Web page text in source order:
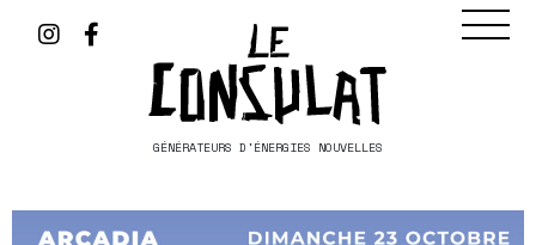
GÉNÉRATEURS D'ÉNERGIES NOUVELLES